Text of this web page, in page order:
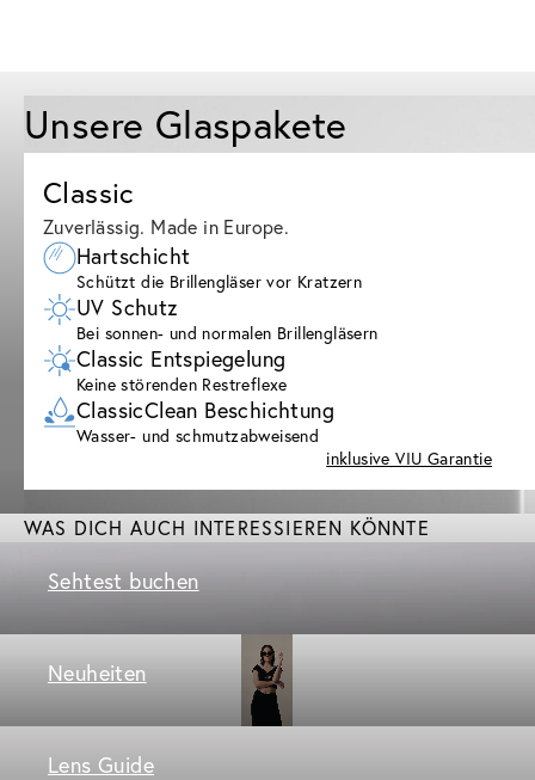
Unsere Glaspakete
Classic
Zuverlässig. Made in Europe.
Hartschicht
Schützt die Brillengläser vor Kratzern
UV Schutz
Bei sonnen- und normalen Brillengläsern
Classic Entspiegelung
Keine störenden Restreflexe
ClassicClean Beschichtung
Wasser- und schmutzabweisend
inklusive VIU Garantie
WAS DICH AUCH INTERESSIEREN KÖNNTE
Sehtest buchen
Neuheiten
Lens Guide